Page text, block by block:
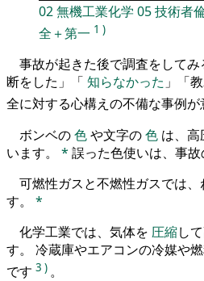
02無機工業化学 05技術者
全＋第一 1 )
事故が起きた後で調査をして
断をした」「 知らなかった 」「
全に対する心構えの不備な事例が
ボンベの色や文字の色 は、高
います。 * 誤った色使いは、事故
可燃性ガスと不燃性ガスでは
す。 *
化学工業では、気体を 圧縮し
す。 冷蔵庫やエアコンの冷媒や
です 3 ) 。